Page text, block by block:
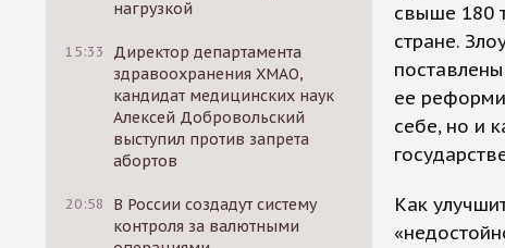
нагрузкой
15:33
Директор департамента
здравоохранения ХМАО,
кандидат медицинских наук
Алексей Добровольский
выступил против запрета
абортов
20:58
В России создадут систему
контроля за валютными
свыше 180
стране.
ее
себе, но и
Как